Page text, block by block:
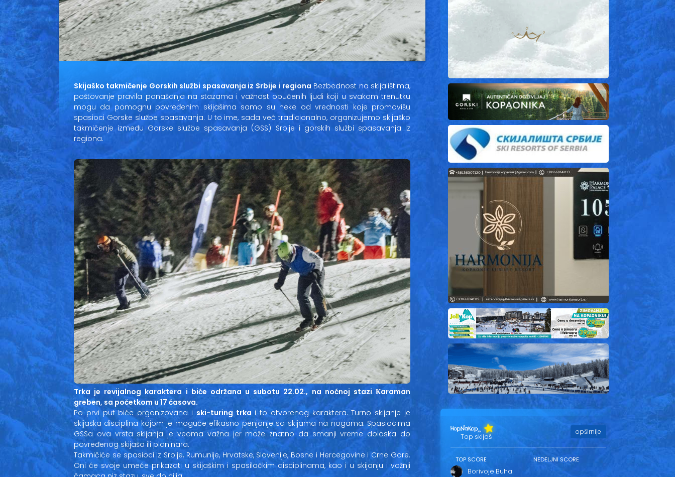
Skijaško takmičenje Gorskih službi spasavanja iz Srbije i regiona Bezbednost na skijalištima,
poštovanje pravila ponašanja na stazama i važnost obučenih ljudi koji u svakom trenutku
mogu da pomognu povređenim skijašima samo su neke od vrednosti koje promovišu
spasioci Gorske službe spasavanja. U to ime, sada već tradicionalno, organizujemo skijaško
takmičenje između Gorske službe spasavanja (GSS) Srbije i gorskih službi spasavanja iz
regiona.
Trka je revijalnog karaktera i biće održana u subotu 22.02., na noćnoj stazi Кaraman
greben, sa početkom u 17 časova.
Po prvi put biće organizovana i ski-turing trka i to otvorenog karaktera. Turno skijanje je
skijaška disciplina kojom je moguće efikasno penjanje sa skijama na nogama. Spasiocima
GSSa ova vrsta skijanja je veoma važna jer može znatno da smanji vreme dolaska do
povređenog skijaša ili planinara.
Takmičiće se spasioci iz Srbije, Rumunije, Hrvatske, Slovenije, Bosne i Hercegovine i Crne Gore.
Oni će svoje umeće prikazati u skijaškim i spasilačkim disciplinama, kao i u skijanju i vožnji
Top skijaš
opširnije
TOP SCORE
Borivoje Buha
NEDELJNI SCORE